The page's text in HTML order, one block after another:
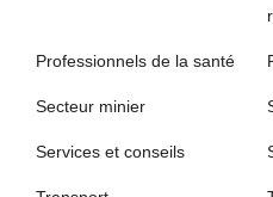
Professionnels de la santé
Secteur minier
Services et conseils